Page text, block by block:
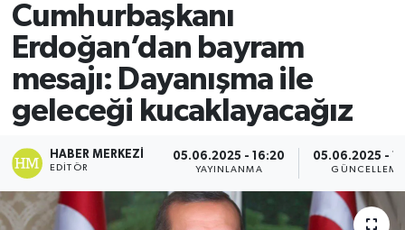
Cumhurbaşkanı
Erdoğan’dan bayram
mesajı: Dayanışma ile
geleceği kucaklayacağız
HABER MERKEZI
EDITÖR
05.06.2025 - 16:20
YAYINLANMA
05.06.2025 -
GÜNCELLEME
Son Dakika Haberleri
Haber Arşivi